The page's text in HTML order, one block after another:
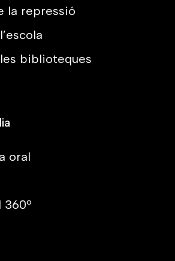
la repressió
biblioteques
oral